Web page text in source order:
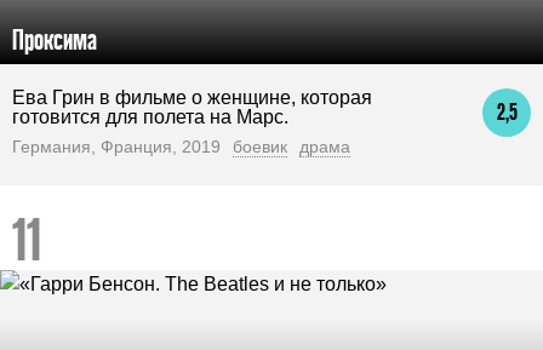
Проксима
2,5
Ева Грин в фильме о женщине, которая
готовится для полета на Марс.
Германия, Франция, 2019 боевик драма